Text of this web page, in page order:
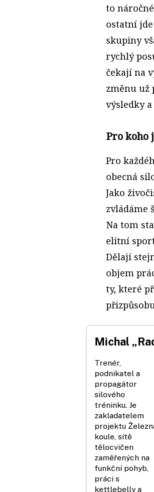
to
ostatní
skupiny
rychlý
čekají na
změnu už
výsledky
Pro koho
Pro
obecná
Jako
zvládáme
Na tom
elitní
Dělají
objem
ty, které
Michal
Trenér,
podnikatel a
propagátor
silového
tréninku. Je
zakladatelem
projektu
koule, sítě
tělocvičen
zaměřených na
funkční pohyb,
práci s
kettlebelly a